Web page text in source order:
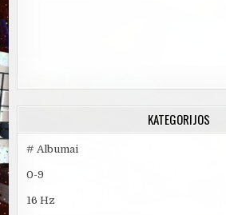
KATEGORIJOS
# Albumai
0-9
16 Hz